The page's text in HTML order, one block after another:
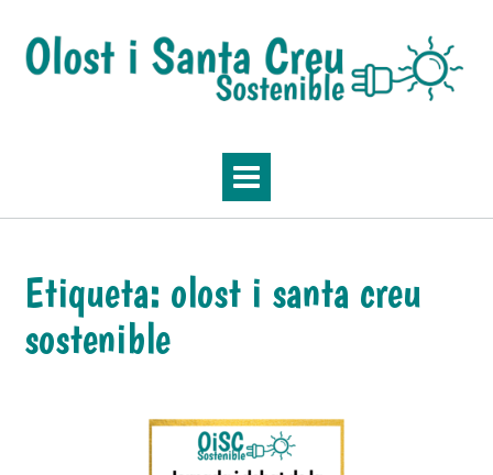
content
Etiqueta: olost i santa creu
sostenible